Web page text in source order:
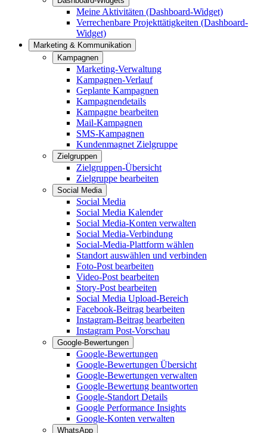
Meine Aktivitäten (Dashboard-Widget)
Verrechenbare Projekttätigkeiten (Dashboard-
Widget)
Marketing & Kommunikation
Kampagnen
Marketing-Verwaltung
Kampagnen-Verlauf
Geplante Kampagnen
Kampagnendetails
Kampagne bearbeiten
Mail-Kampagnen
SMS-Kampagnen
Kundenmagnet Zielgruppe
Zielgruppen
Zielgruppen-Übersicht
Zielgruppe bearbeiten
Social Media
Social Media
Social Media Kalender
Social Media-Konten verwalten
Social Media-Verbindung
Social-Media-Plattform wählen
Standort auswählen und verbinden
Foto-Post bearbeiten
Video-Post bearbeiten
Story-Post bearbeiten
Social Media Upload-Bereich
Facebook-Beitrag bearbeiten
Instagram-Beitrag bearbeiten
Instagram Post-Vorschau
Google-Bewertungen
Google-Bewertungen
Google-Bewertungen Übersicht
Google-Bewertungen verwalten
Google-Bewertung beantworten
Google-Standort Details
Google Performance Insights
Google-Konten verwalten
WhatsApp